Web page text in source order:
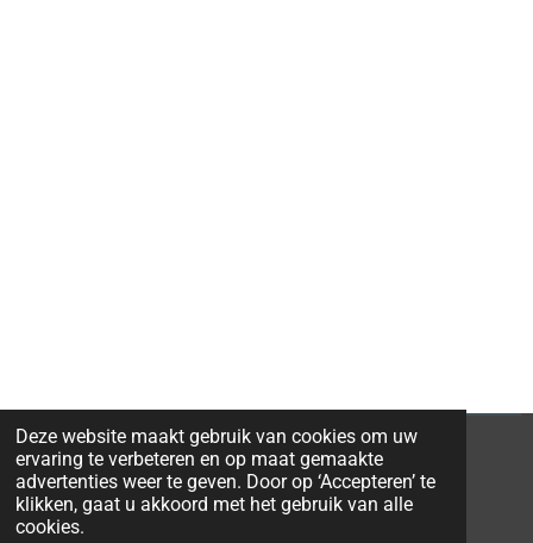
Deze website maakt gebruik van cookies om uw
ervaring te verbeteren en op maat gemaakte
advertenties weer te geven. Door op ‘Accepteren’ te
klikken, gaat u akkoord met het gebruik van alle
cookies.
© 2026 Ravi-Stones